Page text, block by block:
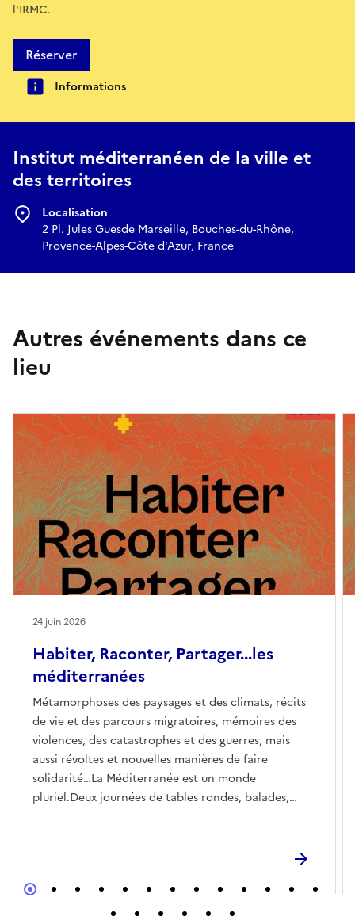
l'IRMC.
Réserver
Informations
Institut méditerranéen de la ville et
des territoires
Localisation
2 Pl. Jules Guesde Marseille, Bouches-du-Rhône,
Provence-Alpes-Côte d'Azur, France
Autres événements dans ce
lieu
Habiter, Raconter, Partager...les
méditerranées
Métamorphoses des paysages et des climats, récits
de vie et des parcours migratoires, mémoires des
violences, des catastrophes et des guerres, mais
aussi révoltes et nouvelles manières de faire
solidarité…La Méditerranée est un monde
pluriel.Deux journées de tables rondes, balades,
partager ce territoire-merL’expérience sensible et
travaux de sociologues, historiens, urbanistes,
anthropologues, architectes et artistes.Entre le
24 juin 2026